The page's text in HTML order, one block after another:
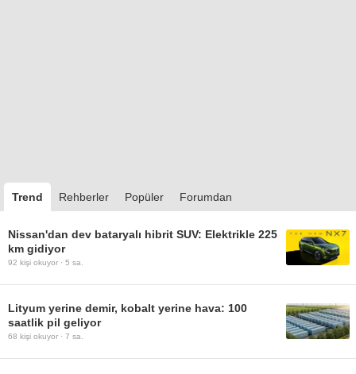
Trend Rehberler Popüler Forumdan
Nissan'dan dev bataryalı hibrit SUV: Elektrikle 225
km gidiyor
92 kişi okuyor · 5 sa.
Lityum yerine demir, kobalt yerine hava: 100
saatlik pil geliyor
68 kişi okuyor · 7 sa.